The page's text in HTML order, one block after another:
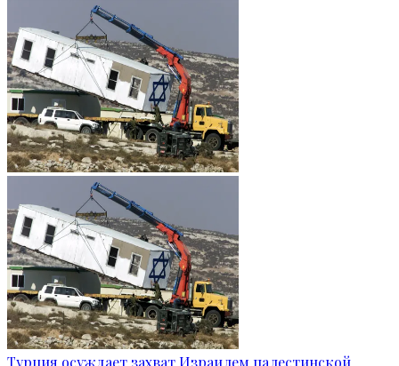
Турция осуждает захват Израилем палестинской